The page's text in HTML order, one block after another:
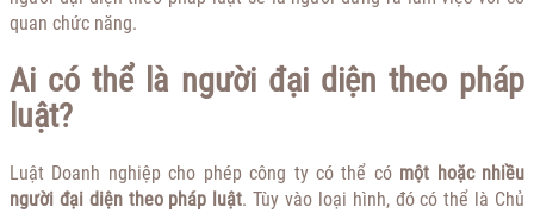
quan chức năng.
Ai có thể là người đại diện theo pháp
luật?
Luật Doanh nghiệp cho phép công ty có thể có một hoặc nhiều
người đại diện theo pháp luật. Tùy vào loại hình, đó có thể là Chủ